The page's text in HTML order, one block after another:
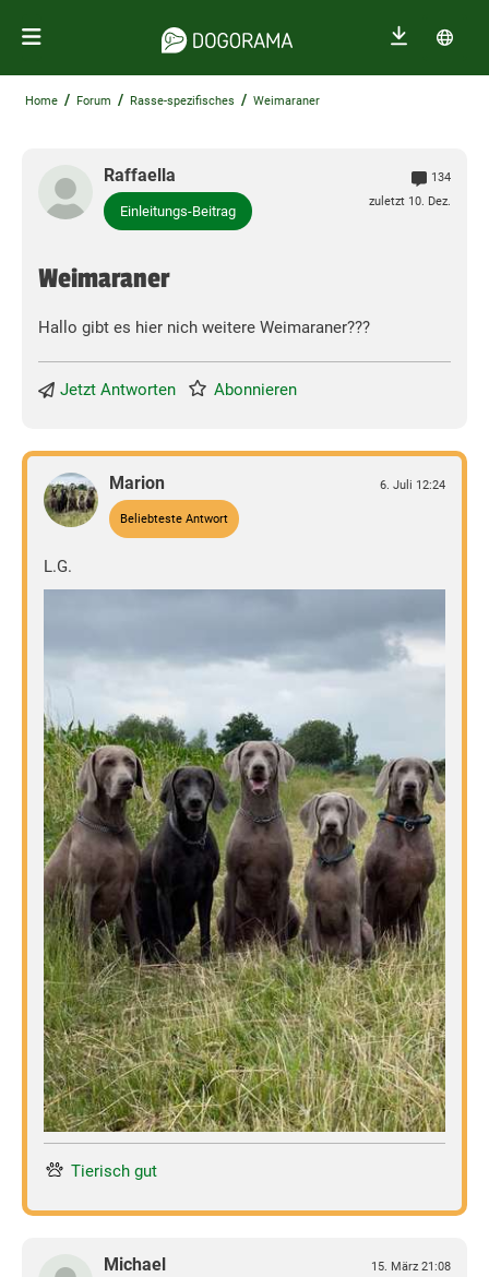
Home / Forum / Rasse-spezifisches / Weimaraner
Raffaella
Einleitungs-Beitrag
134
zuletzt 10. Dez.
Weimaraner
Hallo gibt es hier nich weitere Weimaraner???
Jetzt Antworten Abonnieren
Marion
Beliebteste Antwort
6. Juli 12:24
L.G.
Tierisch gut
Michael 15. März 21:08